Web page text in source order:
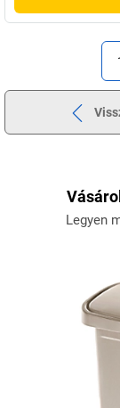
Legyen